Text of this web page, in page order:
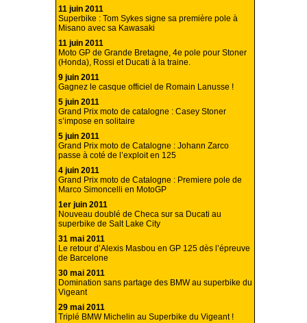
11 juin 2011
Superbike : Tom Sykes signe sa première pole à
Misano avec sa Kawasaki
11 juin 2011
Moto GP de Grande Bretagne, 4e pole pour Stoner
(Honda), Rossi et Ducati à la traine.
9 juin 2011
Gagnez le casque officiel de Romain Lanusse !
5 juin 2011
Grand Prix moto de catalogne : Casey Stoner
s’impose en solitaire
5 juin 2011
Grand Prix moto de Catalogne : Johann Zarco
passe à coté de l’exploit en 125
4 juin 2011
Grand Prix moto de Catalogne : Premiere pole de
Marco Simoncelli en MotoGP
1er juin 2011
Nouveau doublé de Checa sur sa Ducati au
superbike de Salt Lake City
31 mai 2011
Le retour d’Alexis Masbou en GP 125 dès l’épreuve
de Barcelone
30 mai 2011
Domination sans partage des BMW au superbike du
Vigeant
29 mai 2011
Triplé BMW Michelin au Superbike du Vigeant !